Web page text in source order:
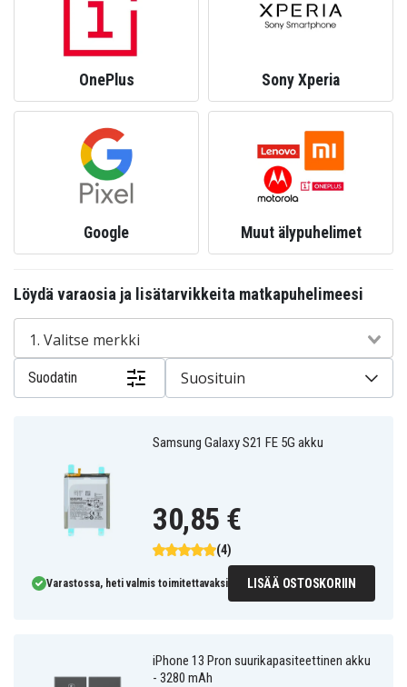
OnePlus Sony Xperia
Google Muut älypuhelimet
Löydä varaosia ja lisätarvikkeita matkapuhelimeesi
1. Valitse merkki
Suodatin Suosituin
Samsung Galaxy S21 FE 5G akku
(4)
30,85 €
Varastossa, heti valmis toimitettavaksi LISÄÄ OSTOSKORIIN
iPhone 13 Pron suurikapasiteettinen akku
- 3280 mAh